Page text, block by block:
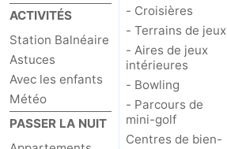
Nature
Het
Flandre-
Occidentale
-
ACTIVITÉS
Station Balnéaire
Astuces
Avec les enfants
Météo
PASSER LA NUIT
- Croisières
- Terrains de jeux
- Aires de jeux
intérieures
- Bowling
- Parcours de
mini-golf
Centres de bien-